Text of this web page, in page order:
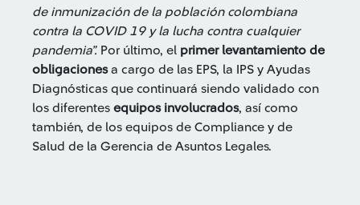
de inmunización de la población colombiana
contra la COVID 19 y la lucha contra cualquier
pandemia”. Por último, el primer levantamiento de
obligacionesa cargo de las EPS, la IPS y Ayudas
Diagnósticas que continuará siendo validado con
los diferentes equipos involucrados, así como
también, de los equipos de Compliance y de
Salud de la Gerencia de Asuntos Legales.